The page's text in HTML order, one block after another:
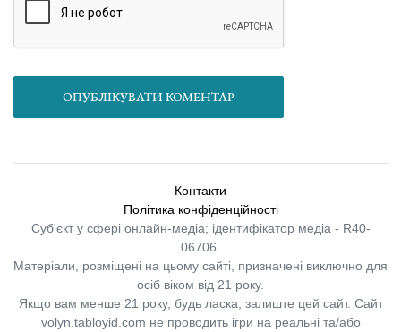
ОПУБЛІКУВАТИ КОМЕНТАР
Контакти
Політика конфіденційності
Суб'єкт у сфері онлайн-медіа; ідентифікатор медіа - R40-
06706.
Матеріали, розміщені на цьому сайті, призначені виключно для
осіб віком від 21 року.
Якщо вам менше 21 року, будь ласка, залиште цей сайт. Сайт
volyn.tabloyid.com не проводить ігри на реальні та/або